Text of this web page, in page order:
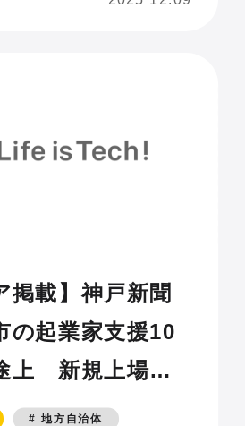
掲載】神戸新聞
の起業家支援10
上 新規上場は
関連1社のみ 若
# 地方自治体